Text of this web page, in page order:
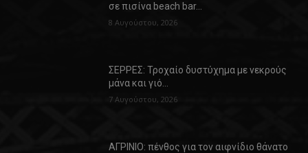
σε πισίνα beach bar…
8 Αυγούστου, 2026
ΣΕΡΡΕΣ: Τροχαίο δυστύχημα με νεκρούς
μάνα και γιό…
7 Αυγούστου, 2026
ΑΓΡΙΝΙΟ: πένθος για τον αιφνίδιο θάνατο